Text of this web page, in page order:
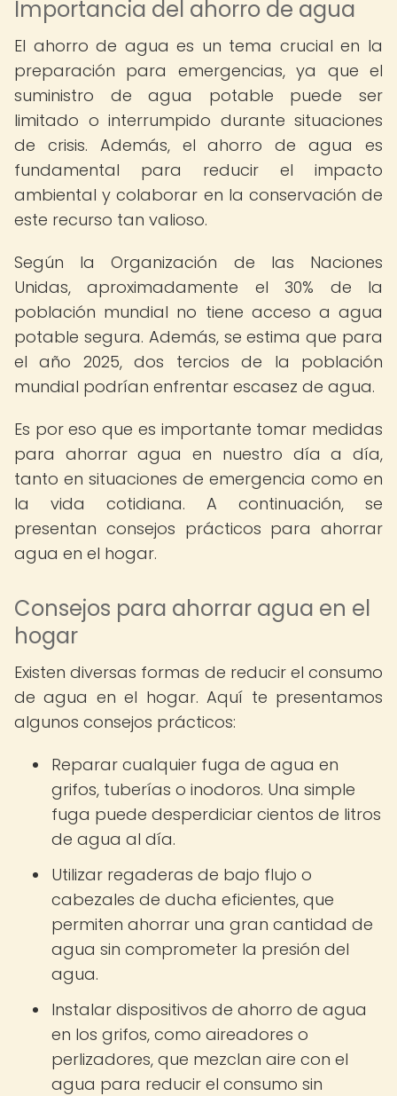
Importancia del ahorro de agua
El ahorro de agua es un tema crucial en la
preparación para emergencias, ya que el
suministro de agua potable puede ser
limitado o interrumpido durante situaciones
de crisis. Además, el ahorro de agua es
fundamental para reducir el impacto
ambiental y colaborar en la conservación de
este recurso tan valioso.
Según la Organización de las Naciones
Unidas, aproximadamente el 30% de la
población mundial no tiene acceso a agua
potable segura. Además, se estima que para
el año 2025, dos tercios de la población
mundial podrían enfrentar escasez de agua.
Es por eso que es importante tomar medidas
para ahorrar agua en nuestro día a día,
tanto en situaciones de emergencia como en
la vida cotidiana. A continuación, se
presentan consejos prácticos para ahorrar
agua en el hogar.
Consejos para ahorrar agua en el
hogar
Existen diversas formas de reducir el consumo
de agua en el hogar. Aquí te presentamos
algunos consejos prácticos:
Reparar cualquier fuga de agua en
grifos, tuberías o inodoros. Una simple
fuga puede desperdiciar cientos de litros
de agua al día.
Utilizar regaderas de bajo flujo o
cabezales de ducha eficientes, que
permiten ahorrar una gran cantidad de
agua sin comprometer la presión del
agua.
Instalar dispositivos de ahorro de agua
en los grifos, como aireadores o
perlizadores, que mezclan aire con el
agua para reducir el consumo sin